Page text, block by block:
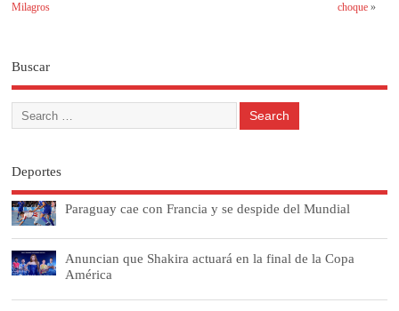
Milagros
choque»
Buscar
Deportes
Paraguay cae con Francia y se despide del Mundial
Anuncian que Shakira actuará en la final de la Copa
América